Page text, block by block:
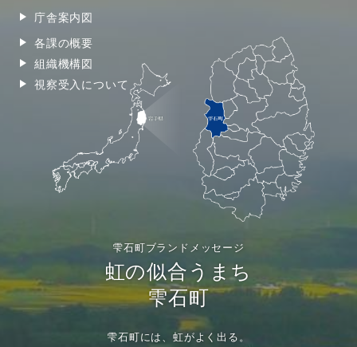
庁舎案内図
各課の概要
組織機構図
視察受入について
雫石町ブランドメッセージ
虹の似合うまち
雫石町
雫石町には、虹がよく出る。